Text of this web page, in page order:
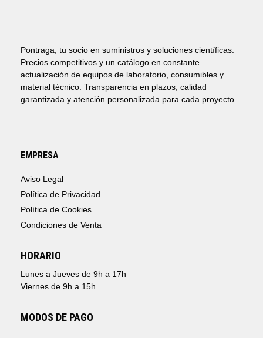
Pontraga, tu socio en suministros y soluciones científicas.
Precios competitivos y un catálogo en constante
actualización de equipos de laboratorio, consumibles y
material técnico. Transparencia en plazos, calidad
garantizada y atención personalizada para cada proyecto
EMPRESA
Aviso Legal
Política de Privacidad
Política de Cookies
Condiciones de Venta
HORARIO
Lunes a Jueves de 9h a 17h
Viernes de 9h a 15h
MODOS DE PAGO